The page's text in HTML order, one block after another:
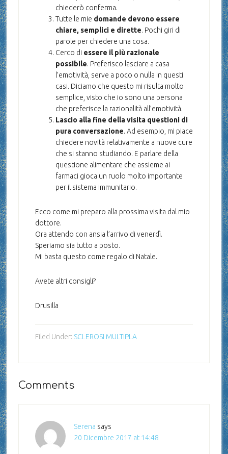
chiederò conferma.
Tutte le mie domande devono essere
chiare, semplici e dirette. Pochi giri di
parole per chiedere una cosa.
Cerco di essere il più razionale
possibile. Preferisco lasciare a casa
l’emotività, serve a poco o nulla in questi
casi. Diciamo che questo mi risulta molto
semplice, visto che io sono una persona
che preferisce la razionalità all’emotività.
Lascio alla fine della visita questioni di
pura conversazione. Ad esempio, mi piace
chiedere novità relativamente a nuove cure
che si stanno studiando. E parlare della
questione alimentare che assieme ai
farmaci gioca un ruolo molto importante
per il sistema immunitario.
Ecco come mi preparo alla prossima visita dal mio
dottore.
Ora attendo con ansia l’arrivo di venerdì.
Speriamo sia tutto a posto.
Mi basta questo come regalo di Natale.
Avete altri consigli?
Drusilla
Filed Under: SCLEROSI MULTIPLA
Comments
Serena says
20 Dicembre 2017 at 14:48